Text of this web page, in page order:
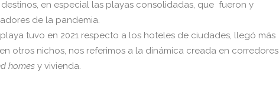
en especial las playas consolidadas, que fueron y
de la pandemia.
tuvo en 2021 respecto a los hoteles de ciudades, llegó más
otros nichos, nos referimos a la dinámica creada en corredores
homes y vivienda.